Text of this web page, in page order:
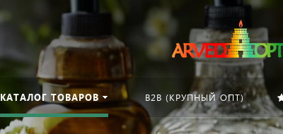
КАТАЛОГ ТОВАРОВ B2B (КРУПНЫЙ ОПТ)